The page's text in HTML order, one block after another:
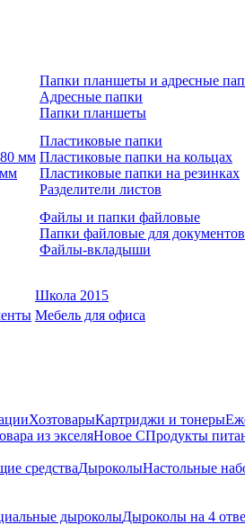
Папки планшеты и адресные
Адресные папки
Папки планшеты
мм
Пластиковые папки
Пластиковые папки на кольцах
Пластиковые папки на резинках
Разделители листов
Файлы и папки файловые
Папки файловые для документов
Файлы-вкладыши
Школа 2015
Мебель для офиса
ХозтоварыКартриджи и тонеры
из экселяНовое СПродукты
средстваДыроколыНастольные
дыроколыДыроколы на 4